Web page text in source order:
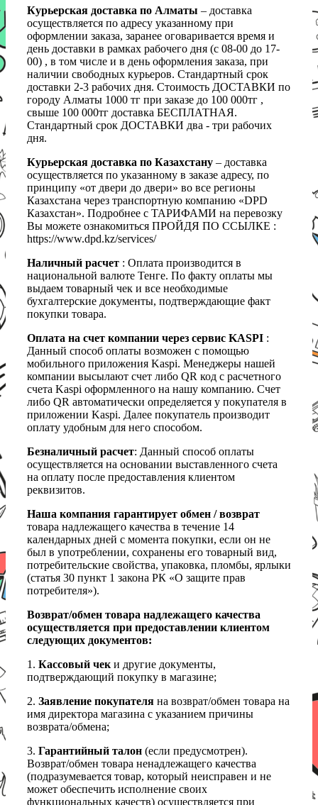
Курьерская доставка по Алматы – доставка
осуществляется по адресу указанному при
оформлении заказа, заранее оговаривается время и
день доставки в рамках рабочего дня (с 08-00 до 17-
00) , в том числе и в день оформления заказа, при
наличии свободных курьеров. Стандартный срок
доставки 2-3 рабочих дня. Стоимость ДОСТАВКИ по
городу Алматы 1000 тг при заказе до 100 000тг ,
свыше 100 000тг доставка БЕСПЛАТНАЯ.
Стандартный срок ДОСТАВКИ два - три рабочих
дня.
Курьерская доставка по Казахстану – доставка
осуществляется по указанному в заказе адресу, по
принципу «от двери до двери» во все регионы
Казахстана через транспортную компанию «DPD
Казахстан». Подробнее с ТАРИФАМИ на перевозку
Вы можете ознакомиться ПРОЙДЯ ПО ССЫЛКЕ :
https://www.dpd.kz/services/
Наличный расчет : Оплата производится в
национальной валюте Тенге. По факту оплаты мы
выдаем товарный чек и все необходимые
бухгалтерские документы, подтверждающие факт
покупки товара.
Оплата на счет компании через сервис KASPI :
Данный способ оплаты возможен с помощью
мобильного приложения Kaspi. Менеджеры нашей
компании высылают счет либо QR код с расчетного
счета Kaspi оформленного на нашу компанию. Счет
либо QR автоматически определяется у покупателя в
приложении Kaspi. Далее покупатель производит
оплату удобным для него способом.
Безналичный расчет: Данный способ оплаты
осуществляется на основании выставленного счета
на оплату после предоставления клиентом
реквизитов.
Наша компания гарантирует обмен / возврат
товара надлежащего качества в течение 14
календарных дней с момента покупки, если он не
был в употреблении, сохранены его товарный вид,
потребительские свойства, упаковка, пломбы, ярлыки
(статья 30 пункт 1 закона РК «О защите прав
потребителя»).
Возврат/обмен товара надлежащего качества
осуществляется при предоставлении клиентом
следующих документов:
1. Кассовый чеки другие документы,
подтверждающий покупку в магазине;
2. Заявление покупателя на возврат/обмен товара на
имя директора магазина с указанием причины
возврата/обмена;
3. Гарантийный талон (если предусмотрен).
Возврат/обмен товара ненадлежащего качества
(подразумевается товар, который неисправен и не
может обеспечить исполнение своих
функциональных качеств) осуществляется при